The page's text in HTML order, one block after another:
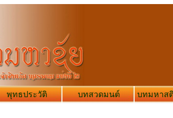
พุทธประวัติ บทสวดมนต์ บทมหาส